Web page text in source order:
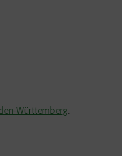
Württemberg.